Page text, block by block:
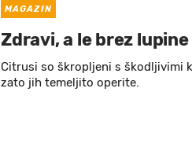
MAGAZIN
Zdravi, a le brez lupine
Citrusi so škropljeni s škodljivimi
zato jih temeljito operite.